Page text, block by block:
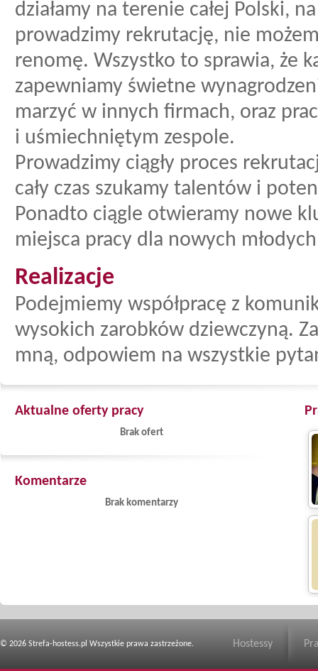
działamy na terenie całej Polski,
prowadzimy rekrutację, nie
renomę. Wszystko to sprawia, że
zapewniamy świetne
marzyć w innych firmach, oraz
i uśmiechniętym zespole.
Prowadzimy ciągły proces
cały czas szukamy talentów i
Ponadto ciągle otwieramy nowe
miejsca pracy dla nowych
Realizacje
Podejmiemy współpracę z
wysokich zarobków dziewczyną.
mną, odpowiem na wszystkie
Aktualne oferty pracy
Brak ofert
Komentarze
Brak komentarzy
© 2026 Strefa-hostess.pl Wszystkie prawa zastrzeżone. Hostessy